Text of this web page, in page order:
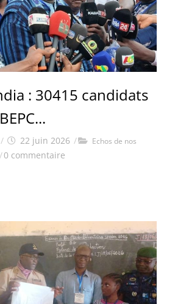
: 30415 candidats
/ 22 juin 2026 /
Echos de nos
/0 commentaire